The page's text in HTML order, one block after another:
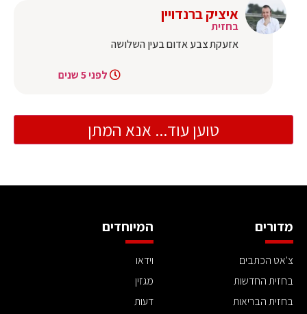
איציק ברנדויין
בחזית
אזעקת צבע אדום בעין השלושה
לפני 5 שנים
טוען עוד... אנא המתן
מדורים
צ'אט הכתבים
בחזית החדשות
בחזית הבריאות
המיוחדים
וידאו
מגזין
דעות